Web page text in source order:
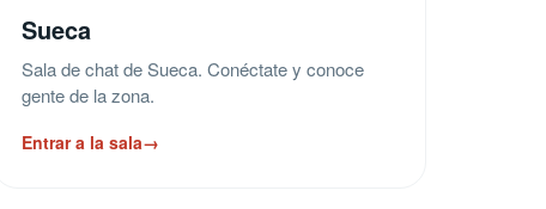
Sueca
Sala de chat de Sueca. Conéctate y conoce
gente de la zona.
Entrar a la sala→